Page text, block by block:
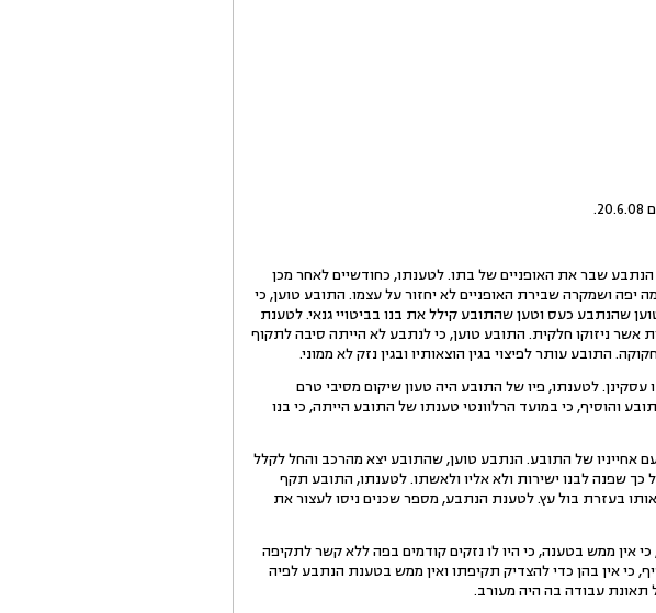
שבר את האופניים של בתו. לטענתו, כחודשיים לאחר מכן
עמה יפה ושמקרה שבירת האופניים לא יחזור על עצמו. התובע טוען, כי
שהנתבע כעס וטען שהתובע קילל את בנו בביטויי גנאי. לטענת
אשר ניזוקו חלקית. התובע טוען, כי לנתבע לא הייתה סיבה לתקוף
התובע עותר לפיצוי בגין הוצאותיו ובגין נזק לא ממוני.
לטענתו, פיו של התובע היה טעון שיקום מסיבי טרם
והוסיף, כי במועד הרלוונטי טענתו של התובע הייתה, כי בנו
של התובע. הנתבע טוען, שהתובע יצא מהרכב והחל לקלל
כך שפנה לבנו ישירות ולא אליו ולאשתו. לטענתו, התובע תקף
בעזרת בול עץ. לטענת הנתבע, מספר שכנים ניסו לעצור את
אין ממש בטענה, כי היו לו נזקים קודמים בפה ללא קשר לתקיפה
אין בהן כדי להצדיק תקיפתו ואין ממש בטענת הנתבע לפיה
תאונת עבודה בה היה מעורב.